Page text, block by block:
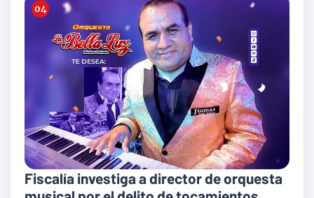
Fiscalía investiga a director de orquesta